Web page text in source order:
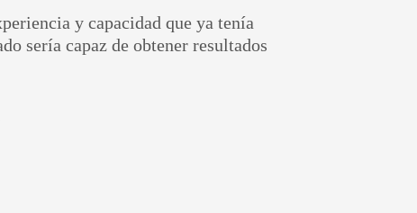
y capacidad que ya tenía
sería capaz de obtener resultados